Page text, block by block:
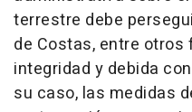
terrestre debe
de Costas, entre
integridad y debida
su caso, las medidas